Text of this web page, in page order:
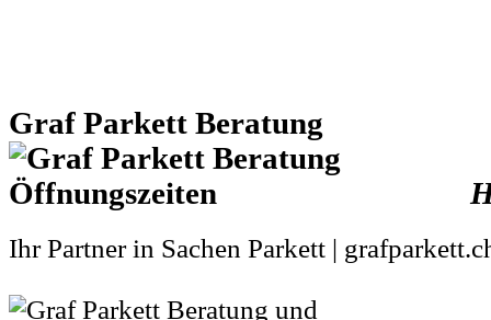
Graf Parkett Beratung
Ihr Partner in Sachen Parkett |